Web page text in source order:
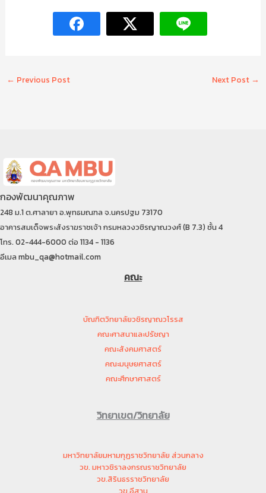
← Previous Post Next Post →
กองพัฒนาคุณภาพ
248 ม.1 ต.ศาลายา อ.พุทธมณฑล จ.นครปฐม 73170
อาคารสมเด็จพระสังราฆราชเจ้า กรมหลวงวชิรญาณวงศ์ (B 7.3) ชั้น 4
โทร. 02-444-6000 ต่อ 1134 - 1136
อีเมล mbu_qa@hotmail.com
คณะ
บัณฑิตวิทยาลัยวชิรญาณวโรรส
คณะศาสนาและปรัชญา
คณะสังคมศาสตร์
คณะมนุษยศาสตร์
คณะศึกษาศาสตร์
วิทยาเขต/วิทยาลัย
มหาวิทยาลัยมหามกุฏราชวิทยาลัย ส่วนกลาง
วข. มหาวชิราลงกรณราชวิทยาลัย
วข.สิรินธรราชวิทยาลัย
วข.อีสาน